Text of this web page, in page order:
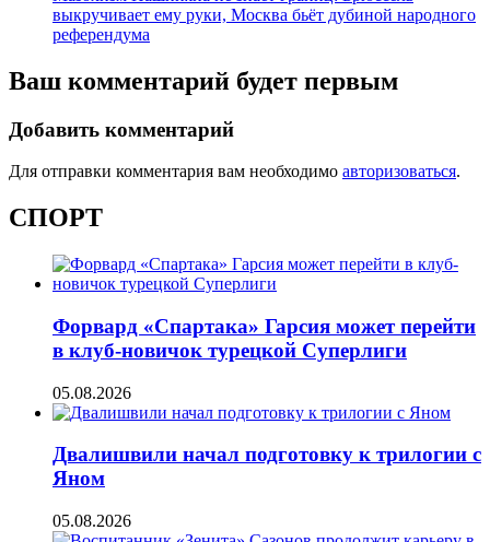
выкручивает ему руки, Москва бьёт дубиной народного
референдума
Ваш комментарий будет первым
Добавить комментарий
Для отправки комментария вам необходимо авторизоваться.
СПОРТ
Форвард «Спартака» Гарсия может перейти
в клуб-новичок турецкой Суперлиги
05.08.2026
Двалишвили начал подготовку к трилогии с
Яном
05.08.2026